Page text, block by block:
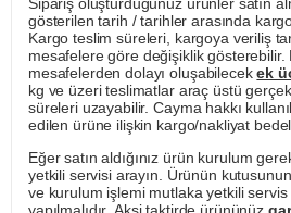
gösterilen tarih / tarihler arasında
Kargo teslim süreleri, kargoya veriliş
mesafelere göre değişiklik gösterebilir.
mesafelerden dolayı oluşabilecekek
kg ve üzeri teslimatlar araç üstü
süreleri uzayabilir. Cayma hakkı
edilen ürüne ilişkin kargo/nakliyat
Eğer satın aldığınız ürün kurulum
yetkili servisi arayın. Ürünün kutusunun
ve kurulum işlemi mutlaka yetkili servis